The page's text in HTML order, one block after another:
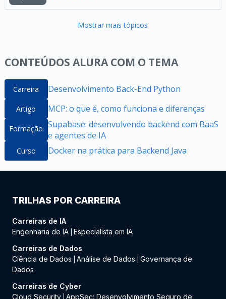
Mostrar mais tópicos
CONTEÚDOS ALURA COM O TEMA
Carreira Desenvolvimento Back-End Python
Artigo MCP: o que é, como funciona e diferenças
Formação Supabase: desenvolvendo backend com BaaS
e agentes de IA
Curso Docker na prática para Backend Java
TRILHAS POR CARREIRA
Carreiras de IA
Engenharia de IA Especialista em IA
Carreiras de Dados
Ciência de Dados
Análise de Dados
Governança de
Dados
Carreiras de Cyber
Cloud Security AppSec: Desenvolvimento Seguro de